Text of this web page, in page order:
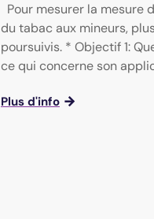
Pour mesurer la
du tabac aux mineurs,
poursuivis. * Objectif 1:
ce qui concerne son
Plus d'info